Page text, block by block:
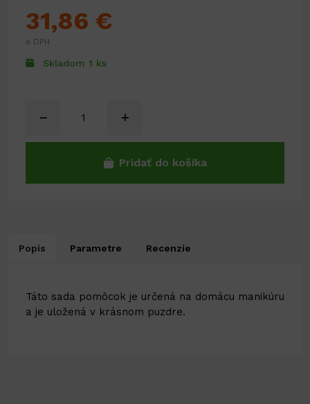
Skladom 1 ks
31,86 €
s DPH
Pridať do košíka
Popis Parametre Recenzie
Táto sada pomôcok je určená na domácu manikúru
a je uložená v krásnom puzdre.